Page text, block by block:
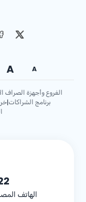
A
A
الفروع وأجهزة الصراف
برنامج الشراكات|
الهاتف